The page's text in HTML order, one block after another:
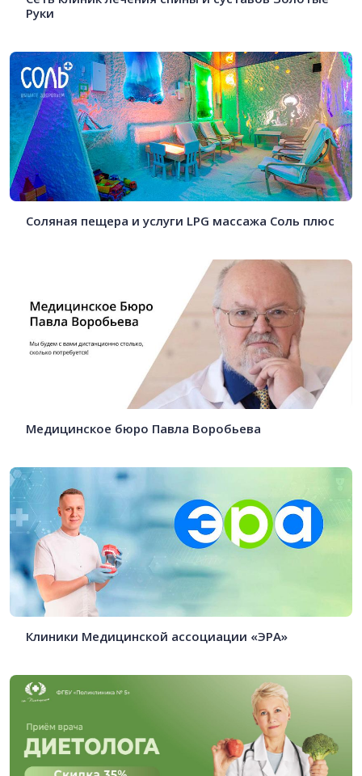
Руки
Соляная пещера и услуги LPG массажа Соль плюс
Медицинское бюро Павла Воробьева
Клиники Медицинской ассоциации «ЭРА»